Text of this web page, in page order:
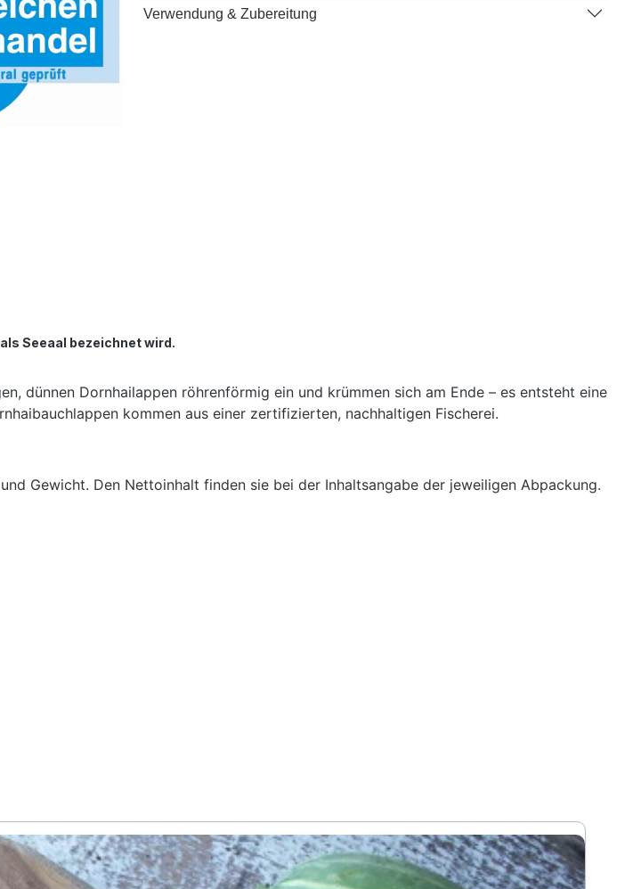
Verwendung & Zubereitung
Seeaal bezeichnet wird.
dünnen Dornhailappen röhrenförmig ein und krümmen sich am Ende – es entsteht eine
kommen aus einer zertifizierten, nachhaltigen Fischerei.
Gewicht. Den Nettoinhalt finden sie bei der Inhaltsangabe der jeweiligen Abpackung.